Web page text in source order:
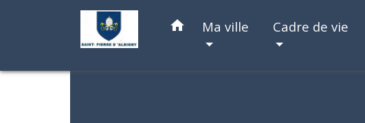
home Ma ville Cadre de vie